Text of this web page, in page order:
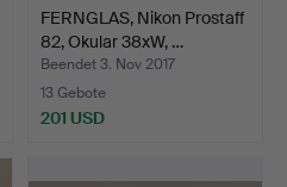
FERNGLAS, Nikon Prostaff
82, Okular 38xW, …
Beendet 3. Nov 2017
13 Gebote
201 USD